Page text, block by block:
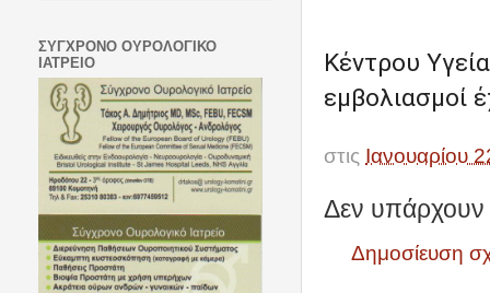
Κέντρου
εμβολιασμοί
στις Ιανουαρίου
Δεν υπάρχουν
Δημοσίευση
ΣΥΓΧΡΟΝΟ ΟΥΡΟΛΟΓΙΚΟ
ΙΑΤΡΕΙΟ